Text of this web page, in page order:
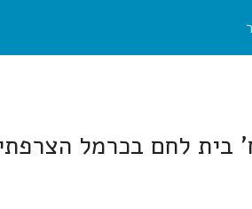
בית לחם בכרמל